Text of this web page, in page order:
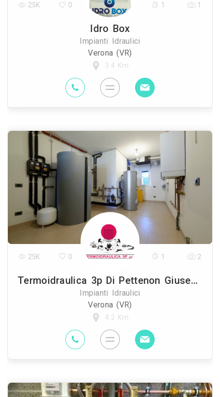
Idro Box
Impianti Idraulici
Verona (VR)
3.4 Km
25K 0 1 1
Termoidraulica 3p Di Pettenon Giuseppe E Roberto Snc
Impianti Idraulici
Verona (VR)
4.2 Km
25K 0 1 2